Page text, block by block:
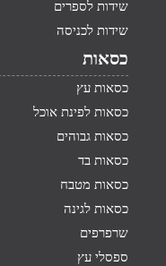
שידות לספרים
שידות לכניסה
כסאות
כסאות עץ
כסאות לפינת אוכל
כסאות גבוהים
כסאות בד
כסאות מטבח
כסאות לגינה
שרפרפים
ספסלי עץ